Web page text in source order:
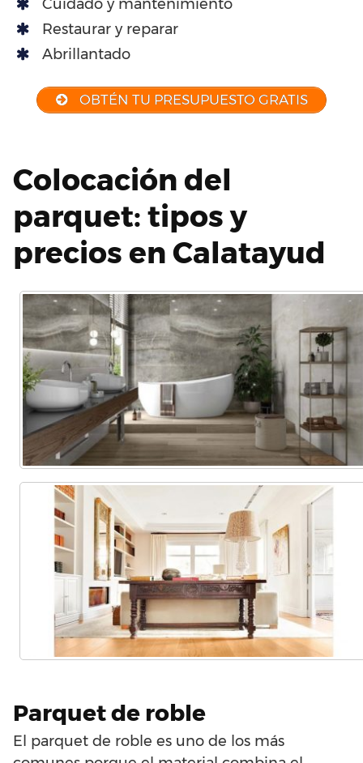
Cuidado y mantenimiento
Restaurar y reparar
Abrillantado
OBTÉN TU PRESUPUESTO GRATIS
Colocación del
parquet: tipos y
precios en Calatayud
Parquet de roble
El parquet de roble es uno de los más